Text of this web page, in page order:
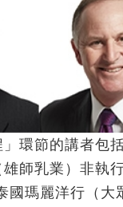
」環節的講者包
雄師乳業）非執
國瑪麗洋行（